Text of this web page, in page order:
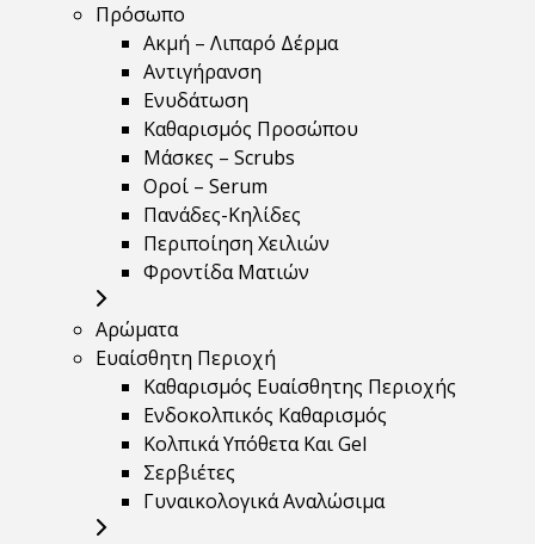
Πρόσωπο
Ακμή – Λιπαρό Δέρμα
Αντιγήρανση
Ενυδάτωση
Καθαρισμός Προσώπου
Μάσκες – Scrubs
Οροί – Serum
Πανάδες-Κηλίδες
Περιποίηση Χειλιών
Φροντίδα Ματιών
Αρώματα
Ευαίσθητη Περιοχή
Καθαρισμός Ευαίσθητης Περιοχής
Ενδοκολπικός Καθαρισμός
Κολπικά Υπόθετα Και Gel
Σερβιέτες
Γυναικολογικά Αναλώσιμα